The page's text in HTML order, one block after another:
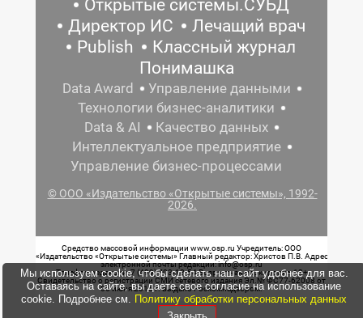
Открытые системы.СУБД
Директор ИС
Лечащий врач
Publish
Классный журнал
Понимашка
Data Award
Управление данными
Технологии бизнес-аналитики
Data & AI
Качество данных
Интеллектуальное предприятие
Управление бизнес-процессами
© ООО «Издательство «Открытые системы», 1992-
2026.
Средство массовой информации www.osp.ru Учредитель: ООО
«Издательство «Открытые системы» Главный редактор: Христов П.В. Адрес
электронной почты редакции: info@osp.ru
Телефон редакции: 7 (499) 703-18-54 Возрастная маркировка: 12+
Свидетельство о регистрации СМИ сетевого издания Эл.№ ФС77-62008 от
05 июня 2015 г. выдано Роскомнадзором.
Мы используем cookie, чтобы сделать наш сайт удобнее для вас.
Оставаясь на сайте, вы даете свое согласие на использование
cookie. Подробнее см. Политику обработки персональных данных